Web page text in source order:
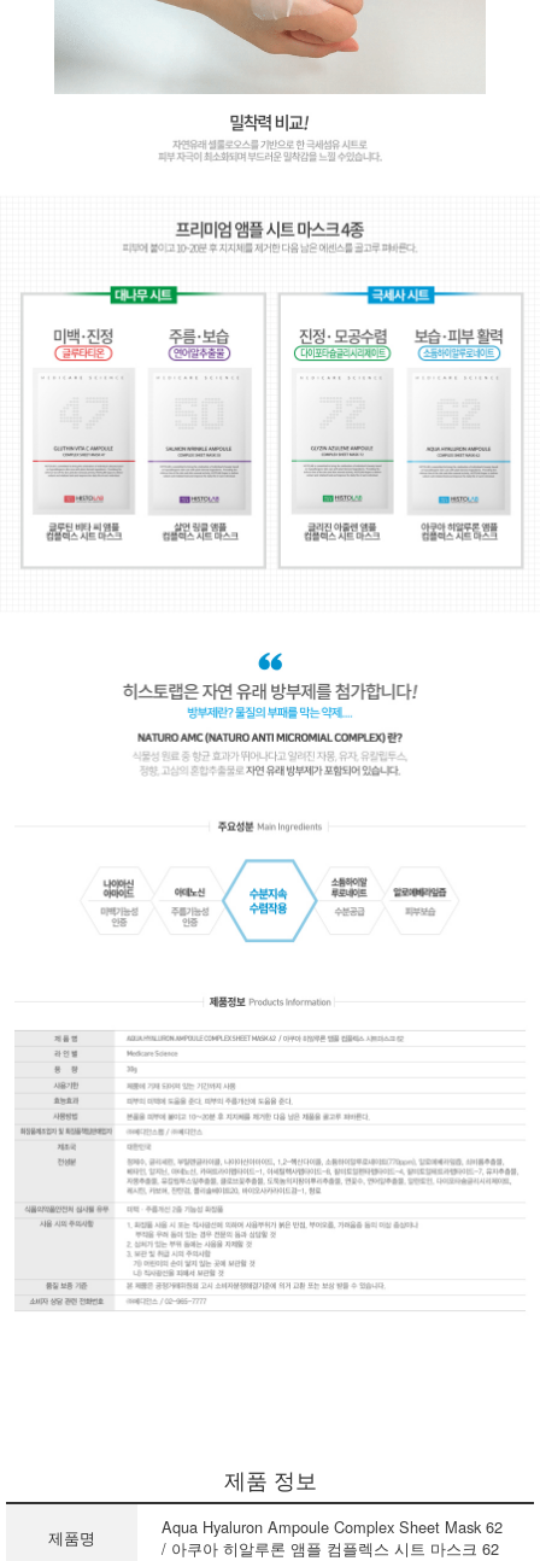
제품 정보
제품명
Aqua Hyaluron Ampoule Complex Sheet Mask 62
/ 아쿠아 히알루론 앰플 컴플렉스 시트 마스크 62